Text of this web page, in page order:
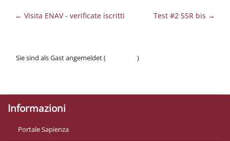
← Visita ENAV - verificate iscritti Test #2 SSR bis →
Sie sind als Gast angemeldet (
)
Informazioni
Portale Sapienza